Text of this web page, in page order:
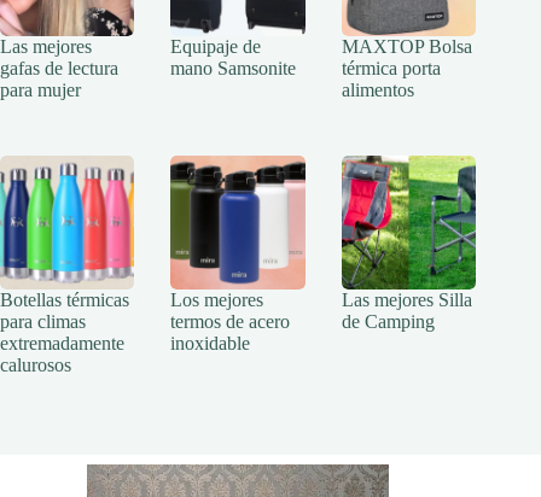
Las mejores
gafas de lectura
para mujer
Equipaje de
mano Samsonite
MAXTOP Bolsa
térmica porta
alimentos
Botellas térmicas
para climas
extremadamente
calurosos
Los mejores
termos de acero
inoxidable
Las mejores Silla
de Camping